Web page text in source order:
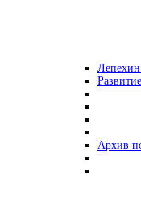
Архив